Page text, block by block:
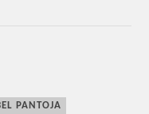
PANTOJA